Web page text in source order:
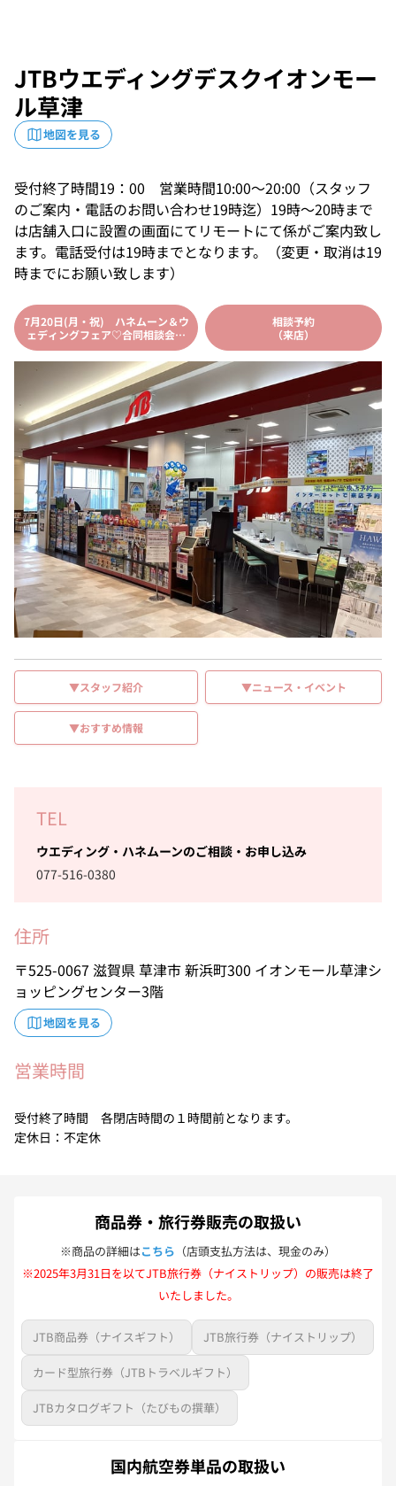
JTBウエディングデスクイオンモー
ル草津
地図を見る
受付終了時間19：00 営業時間10:00～20:00（スタッフ
のご案内・電話のお問い合わせ19時迄）19時～20時まで
は店舗入口に設置の画面にてリモートにて係がご案内致し
ます。電話受付は19時までとなります。（変更・取消は19
時までにお願い致します）
7月20日(月・祝) ハネムーン＆ウ
ェディングフェア♡合同相談会申
込みはコチラ
相談予約
（来店）
▼スタッフ紹介 ▼ニュース・イベント
▼おすすめ情報
TEL
ウエディング・ハネムーンのご相談・お申し込み
077-516-0380
住所
525-0067 滋賀県 草津市新浜町300 イオンモール草津シ
ョッピングセンター3階
地図を見る
営業時間
受付終了時間 各閉店時間の１時間前となります。
定休日：不定休
商品券・旅行券販売の取扱い
※商品の詳細はこちら （店頭支払方法は、現金のみ）
※2025年3月31日を以てJTB旅行券（ナイストリップ）の販売は終了
いたしました。
JTB商品券（ナイスギフト） JTB旅行券（ナイストリップ）
カード型旅行券（JTBトラベルギフト）
JTBカタログギフト（たびもの撰華）
国内航空券単品の取扱い